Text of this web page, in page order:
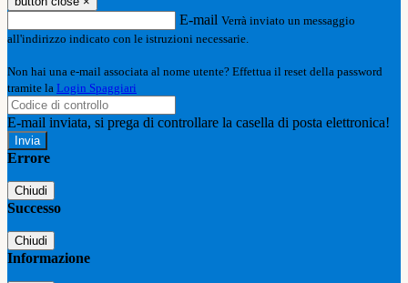
E-mail Verrà inviato un messaggio
all'indirizzo indicato con le istruzioni necessarie.
Non hai una e-mail associata al nome utente? Effettua il reset della password
tramite la Login Spaggiari
E-mail inviata, si prega di controllare la casella di posta elettronica!
Errore
Chiudi
Successo
Chiudi
Informazione